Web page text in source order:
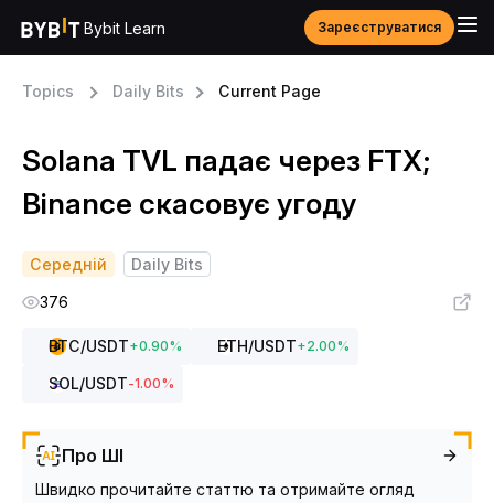
Bybit Learn Зареєструватися
Topics Daily Bits Current Page
Solana TVL падає через FTX;
Binance скасовує угоду
Середній
Daily Bits
376
BTC/USDT+0.90% ETH/USDT+2.00%
SOL/USDT-1.00%
Про ШІ
Швидко прочитайте статтю та отримайте огляд